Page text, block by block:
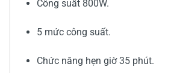
Công suất 800W.
5 mức công suất.
Chức năng hẹn giờ 35 phút.